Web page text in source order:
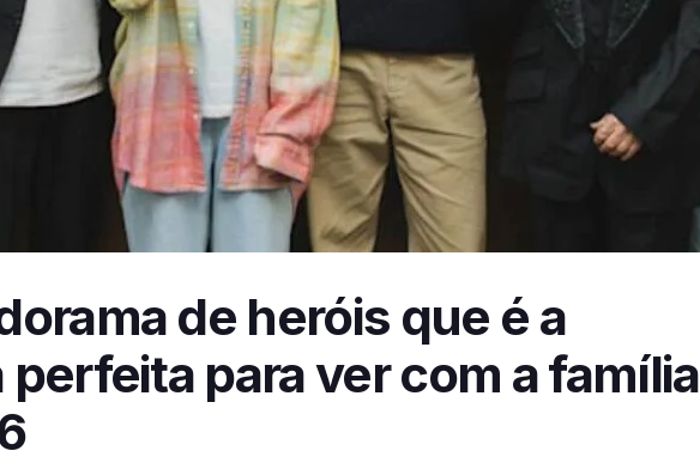
de heróis que é a
para ver com a família